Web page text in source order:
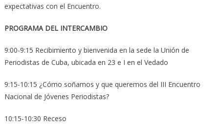
expectativas con el Encuentro.
PROGRAMA DEL INTERCAMBIO
9:00-9:15 Recibimiento y bienvenida en la sede la Unión de
Periodistas de Cuba, ubicada en 23 e I en el Vedado
9:15-10:15 ¿Cómo soñamos y que queremos del III Encuentro
Nacional de Jóvenes Periodistas?
10:15-10:30 Receso